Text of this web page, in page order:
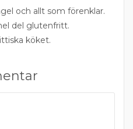
och allt som förenklar.
del glutenfritt.
köket.